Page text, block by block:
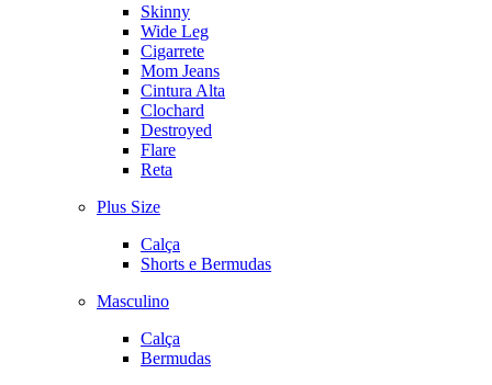
Skinny
Wide Leg
Cigarrete
Mom Jeans
Cintura Alta
Clochard
Destroyed
Flare
Reta
Plus Size
Calça
Shorts e Bermudas
Masculino
Calça
Bermudas